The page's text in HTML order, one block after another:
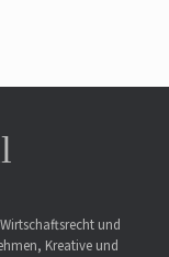
und
Kreative und